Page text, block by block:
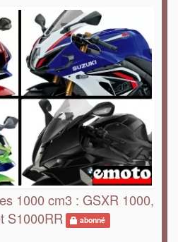
1000 cm3 : GSXR 1000,
S1000RR
abonné